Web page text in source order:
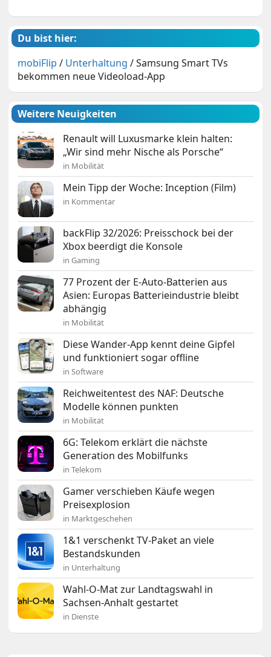
Du bist hier:
mobiFlip / Unterhaltung /Samsung Smart TVs
bekommen neue Videoload-App
Weitere Neuigkeiten
Renault will Luxusmarke klein halten:
„Wir sind mehr Nische als Porsche“
in Mobilität
Mein Tipp der Woche: Inception (Film)
in Kommentar
backFlip 32/2026: Preisschock bei der
Xbox beerdigt die Konsole
in Gaming
77 Prozent der E-Auto-Batterien aus
Asien: Europas Batterieindustrie bleibt
abhängig
in Mobilität
Diese Wander-App kennt deine Gipfel
und funktioniert sogar offline
in Software
Reichweitentest des NAF: Deutsche
Modelle können punkten
in Mobilität
6G: Telekom erklärt die nächste
Generation des Mobilfunks
in Telekom
Gamer verschieben Käufe wegen
Preisexplosion
in Marktgeschehen
1&1 verschenkt TV-Paket an viele
Bestandskunden
in Unterhaltung
Wahl-O-Mat zur Landtagswahl in
Sachsen-Anhalt gestartet
in Dienste